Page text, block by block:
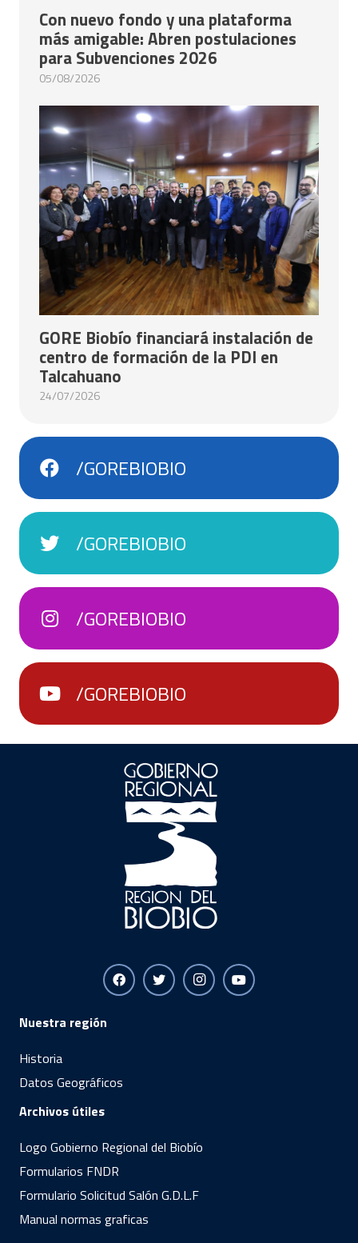
Con nuevo fondo y una plataforma
más amigable: Abren postulaciones
para Subvenciones 2026
05/08/2026
GORE Biobío financiará instalación de
centro de formación de la PDI en
Talcahuano
24/07/2026
/GOREBIOBIO
/GOREBIOBIO
/GOREBIOBIO
/GOREBIOBIO
Nuestra región
Historia
Datos Geográficos
Archivos útiles
Logo Gobierno Regional del Biobío
Formularios FNDR
Formulario Solicitud Salón G.D.L.F
Manual normas graficas